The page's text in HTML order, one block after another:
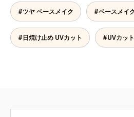
粉体を採用しているので、とっても
軽い付けごこち。単品でも、化粧下
地としてもご使用いただけます。ベ
タつくことなくうるおい感覚が続く
「クリームタイプ」と、みずみずし
ちり・ほこり
#ツヤ ベースメイク #ベースメイ
#日焼け止め UVカット #UVカッ